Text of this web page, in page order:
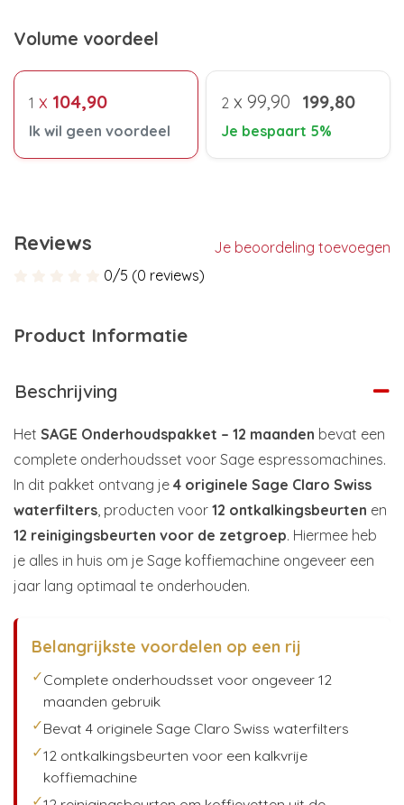
Volume voordeel
1 x 104,90
Ik wil geen voordeel
2 x 99,90 199,80
Je bespaart 5%
Reviews
Je beoordeling toevoegen
0/5 (0 reviews)
Product Informatie
Beschrijving
Het SAGE Onderhoudspakket – 12 maanden bevat een
complete onderhoudsset voor Sage espressomachines.
In dit pakket ontvang je 4 originele Sage Claro Swiss
waterfilters, producten voor 12 ontkalkingsbeurten en
12 reinigingsbeurten voor de zetgroep. Hiermee heb
je alles in huis om je Sage koffiemachine ongeveer een
jaar lang optimaal te onderhouden.
Belangrijkste voordelen op een rij
✓Complete onderhoudsset voor ongeveer 12
maanden gebruik
✓Bevat 4 originele Sage Claro Swiss waterfilters
✓12 ontkalkingsbeurten voor een kalkvrije
koffiemachine
✓